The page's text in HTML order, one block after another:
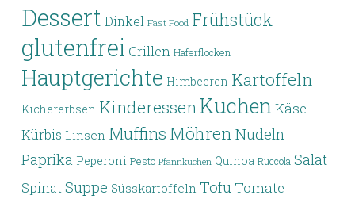
Dessert Dinkel Fast Food Frühstück
glutenfrei Grillen Haferflocken
Hauptgerichte Himbeeren Kartoffeln
Kichererbsen KinderessenKuchen Käse
Kürbis Linsen Muffins Möhren Nudeln
Paprika Peperoni Pesto Pfannkuchen Quinoa Ruccola Salat
Spinat Suppe Süsskartoffeln Tofu Tomate